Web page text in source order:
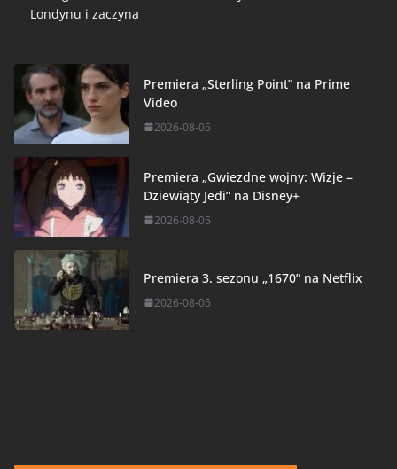
Londynu i zaczyna
Premiera „Sterling Point” na Prime
Video
2026-08-05
Premiera „Gwiezdne wojny: Wizje –
Dziewiąty Jedi” na Disney+
2026-08-05
Premiera 3. sezonu „1670” na Netflix
2026-08-05